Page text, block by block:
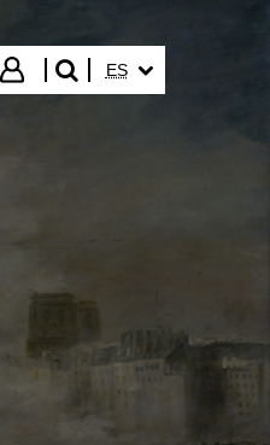
Iniciar sesión
buscar"
ES